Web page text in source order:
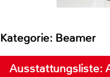
Kategorie: Beamer
Ausstattungsliste: